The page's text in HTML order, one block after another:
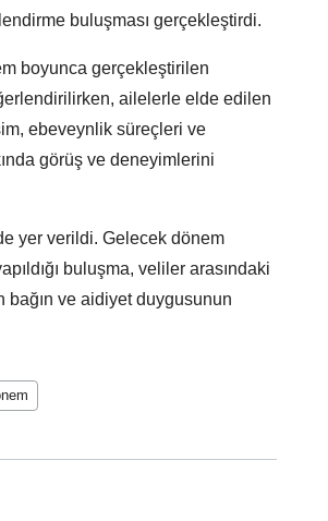
buluşması gerçekleştirdi.
boyunca gerçekleştirilen
ailelerle elde edilen
ebeveynlik süreçleri ve
görüş ve deneyimlerini
yer verildi. Gelecek dönem
buluşma, veliler arasındaki
bağın ve aidiyet duygusunun